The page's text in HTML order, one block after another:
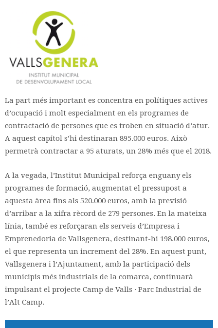
La part més important es concentra en polítiques actives
d’ocupació i molt especialment en els programes de
contractació de persones que es troben en situació d’atur.
A aquest capítol s’hi destinaran 895.000 euros. Això
permetrà contractar a 95 aturats, un 28% més que el 2018.
A la vegada, l’Institut Municipal reforça enguany els
programes de formació, augmentat el pressupost a
aquesta àrea fins als 520.000 euros, amb la previsió
d’arribar a la xifra rècord de 279 persones. En la mateixa
línia, també es reforçaran els serveis d’Empresa i
Emprenedoria de Vallsgenera, destinant-hi 198.000 euros,
el que representa un increment del 28%. En aquest punt,
Vallsgenera i l’Ajuntament, amb la participació dels
municipis més industrials de la comarca, continuarà
impulsant el projecte Camp de Valls · Parc Industrial de
l’Alt Camp.